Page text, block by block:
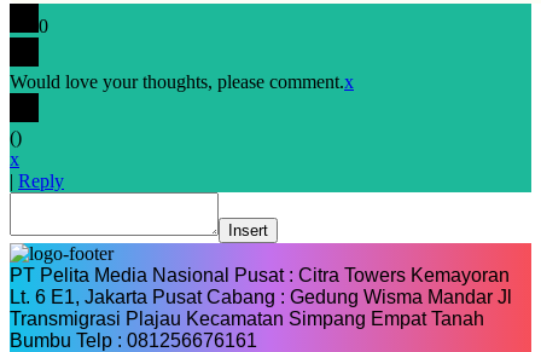
0
Would love your thoughts, please comment.x
()
x
| Reply
Insert
PT Pelita Media Nasional Pusat : Citra Towers Kemayoran
Lt. 6 E1, Jakarta Pusat Cabang : Gedung Wisma Mandar Jl
Transmigrasi Plajau Kecamatan Simpang Empat Tanah
Bumbu Telp : 081256676161